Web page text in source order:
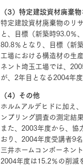
（3）特定建設資材廃棄
特定建設資材廃棄物のリ
と、目標（新築時93.0％
80.8％となり、目標（新
工場における構造材の生
ネント埼玉工場では、
が、2年目となる2004年
（4）その他
ホルムアルデヒドに加え
ンプリング調査の測定結
また、2003年度から、協
おり、2004年度受講者9
三井ホームコンポーネン
2004年度は15.2％の削減